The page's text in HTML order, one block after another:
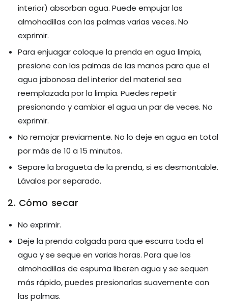
interior) absorban agua. Puede empujar las
almohadillas con las palmas varias veces. No
exprimir.
Para enjuagar coloque la prenda en agua limpia,
presione con las palmas de las manos para que el
agua jabonosa del interior del material sea
reemplazada por la limpia. Puedes repetir
presionando y cambiar el agua un par de veces. No
exprimir.
No remojar previamente. No lo deje en agua en total
por más de 10 a 15 minutos.
Separe la bragueta de la prenda, si es desmontable.
Lávalos por separado.
2. Cómo secar
No exprimir.
Deje la prenda colgada para que escurra toda el
agua y se seque en varias horas. Para que las
almohadillas de espuma liberen agua y se sequen
más rápido, puedes presionarlas suavemente con
las palmas.